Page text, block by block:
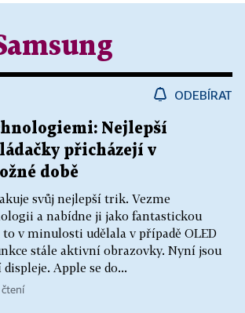
ODEBÍRAT
Nejlepší
přicházejí v
době
svůj nejlepší trik. Vezme
a nabídne ji jako fantastickou
v minulosti udělala v případě OLED
stále aktivní obrazovky. Nyní jsou
Apple se do...
čtení